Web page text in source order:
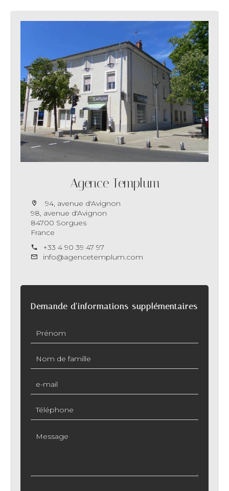
Agence Templum
94, avenue d'Avignon
98, avenue d'Avignon
84700 Sorgues
France
+33 4 90 39 47 97
info@agencetemplum.com
Demande d'informations supplémentaires